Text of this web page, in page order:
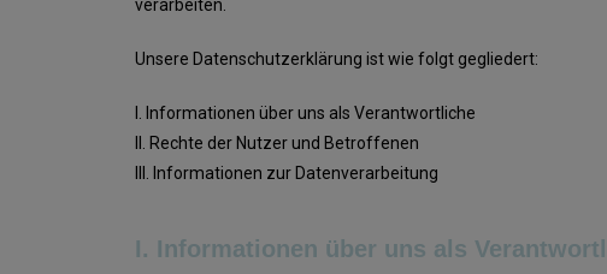
verarbeiten.
Unsere Datenschutzerklärung ist wie folgt gegliedert:
I. Informationen über uns als Verantwortliche
II. Rechte der Nutzer und Betroffenen
III. Informationen zur Datenverarbeitung
I. Informationen über uns als